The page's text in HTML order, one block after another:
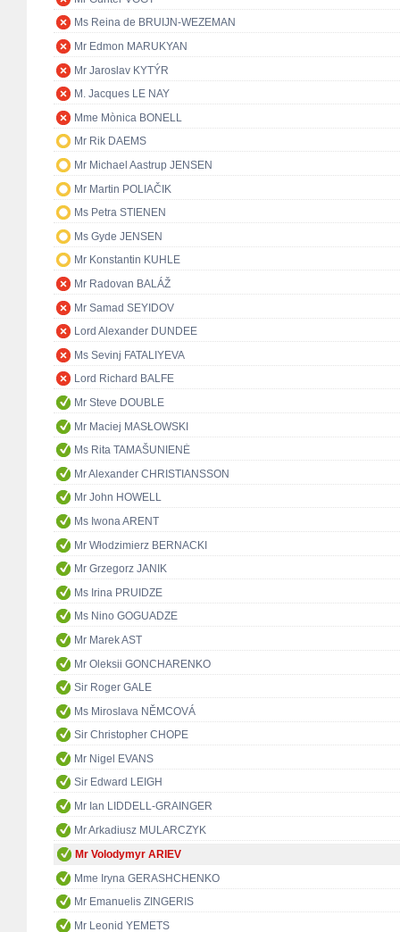
Ms Reina de BRUIJN-WEZEMAN
Mr Edmon MARUKYAN
Mr Jaroslav KYTÝR
M. Jacques LE NAY
Mme Mònica BONELL
Mr Rik DAEMS
Mr Michael Aastrup JENSEN
Mr Martin POLIAČIK
Ms Petra STIENEN
Ms Gyde JENSEN
Mr Konstantin KUHLE
Mr Radovan BALÁŽ
Mr Samad SEYIDOV
Lord Alexander DUNDEE
Ms Sevinj FATALIYEVA
Lord Richard BALFE
Mr Steve DOUBLE
Mr Maciej MASŁOWSKI
Ms Rita TAMAŠUNIENĖ
Mr Alexander CHRISTIANSSON
Mr John HOWELL
Ms Iwona ARENT
Mr Włodzimierz BERNACKI
Mr Grzegorz JANIK
Ms Irina PRUIDZE
Ms Nino GOGUADZE
Mr Marek AST
Mr Oleksii GONCHARENKO
Sir Roger GALE
Ms Miroslava NĚMCOVÁ
Sir Christopher CHOPE
Mr Nigel EVANS
Sir Edward LEIGH
Mr Ian LIDDELL-GRAINGER
Mr Arkadiusz MULARCZYK
Mr Volodymyr ARIEV
Mme Iryna GERASHCHENKO
Mr Emanuelis ZINGERIS
Mr Leonid YEMETS